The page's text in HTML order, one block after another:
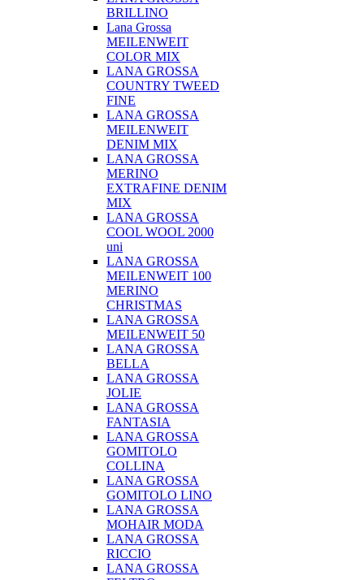
BRILLINO
Lana Grossa
MEILENWEIT
COLOR MIX
LANA GROSSA
COUNTRY TWEED
FINE
LANA GROSSA
MEILENWEIT
DENIM MIX
LANA GROSSA
MERINO
EXTRAFINE DENIM
MIX
LANA GROSSA
COOL WOOL 2000
uni
LANA GROSSA
MEILENWEIT 100
MERINO
CHRISTMAS
LANA GROSSA
MEILENWEIT 50
LANA GROSSA
BELLA
LANA GROSSA
JOLIE
LANA GROSSA
FANTASIA
LANA GROSSA
GOMITOLO
COLLINA
LANA GROSSA
GOMITOLO LINO
LANA GROSSA
MOHAIR MODA
LANA GROSSA
RICCIO
LANA GROSSA